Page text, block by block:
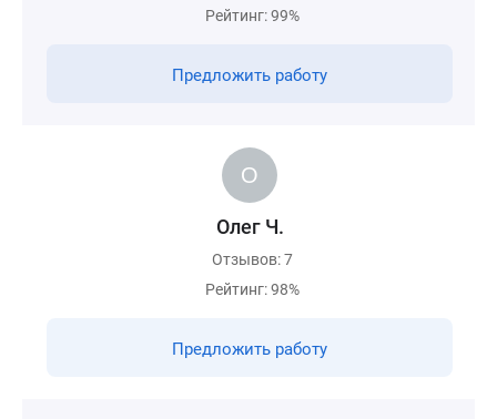
Рейтинг: 99%
Предложить работу
Олег Ч.
Отзывов: 7
Рейтинг: 98%
Предложить работу